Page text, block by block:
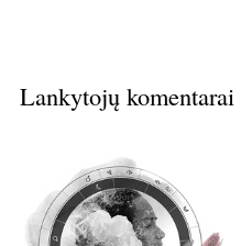
Lankytojų komentarai